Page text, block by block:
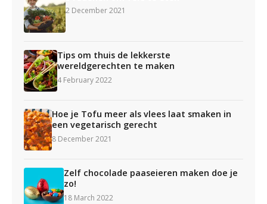
2 December 2021
Tips om thuis de lekkerste
wereldgerechten te maken
4 February 2022
Hoe je Tofu meer als vlees laat smaken in
een vegetarisch gerecht
8 December 2021
Zelf chocolade paaseieren maken doe je
zo!
18 March 2022